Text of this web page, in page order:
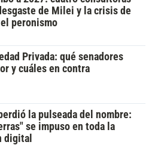
de Milei y la crisis de
peronismo
Privada: qué senadores
y cuáles en contra
la pulseada del nombre:
se impuso en toda la
digital